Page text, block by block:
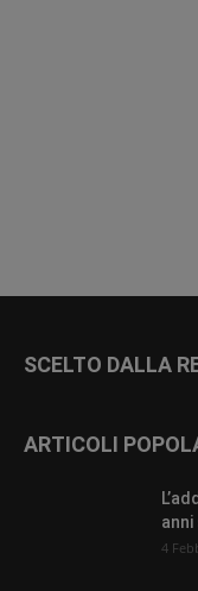
SCELTO DALLA
ARTICOLI
4